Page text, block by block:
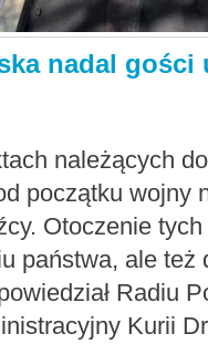
nadal gości
należących
początku wojny
Otoczenie
państwa, ale też
Radiu
Kurii